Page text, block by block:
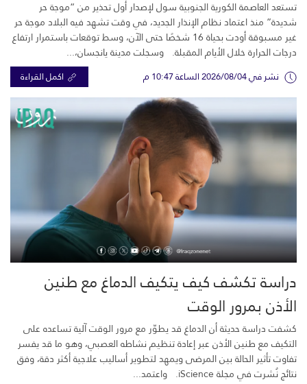
تستعد العاصمة الكورية الجنوبية سول لإصدار أول تحذير من “موجة حر
شديدة” منذ اعتماد نظام الإنذار الجديد، في وقت تشهد فيه البلاد موجة حر
غير مسبوقة أودت بحياة 16 شخصًا حتى الآن، وسط توقعات باستمرار ارتفاع
درجات الحرارة خلال الأيام المقبلة. وسجلت مدينة يانجسان،...
نشر في 2026/08/04 الساعة 10:47 م اكمل القراءة
دراسة تكشف كيف يتكيف الدماغ مع طنين
الأذن بمرور الوقت
كشفت دراسة حديثة أن الدماغ قد يطوّر مع مرور الوقت آلية تساعده على
التكيف مع طنين الأذن عبر إعادة تنظيم نشاطه العصبي، وهو ما قد يفسر
تفاوت تأثير الحالة بين المرضى ويمهد لتطوير أساليب علاجية أكثر دقة، وفق
نتائج نُشرت في مجلة iScience. واعتمد...